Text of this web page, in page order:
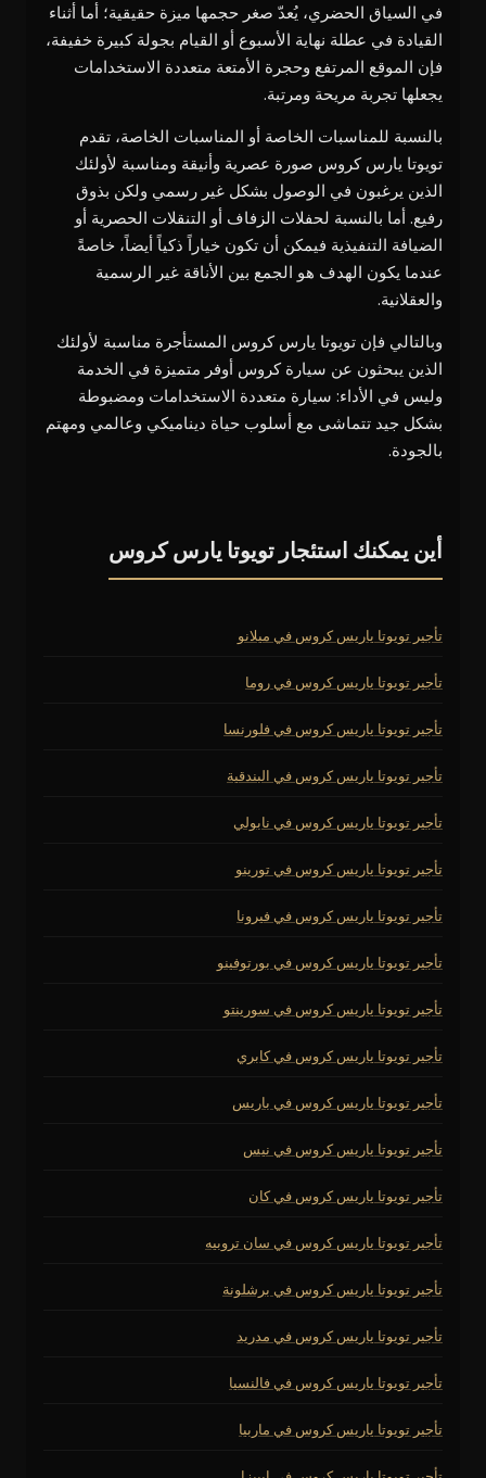
في السياق الحضري، يُعدّ صغر حجمها ميزة حقيقية؛ أما أثناء
القيادة في عطلة نهاية الأسبوع أو القيام بجولة كبيرة خفيفة،
فإن الموقع المرتفع وحجرة الأمتعة متعددة الاستخدامات
يجعلها تجربة مريحة ومرتبة.
بالنسبة للمناسبات الخاصة أو المناسبات الخاصة، تقدم
تويوتا يارس كروس صورة عصرية وأنيقة ومناسبة لأولئك
الذين يرغبون في الوصول بشكل غير رسمي ولكن بذوق
رفيع. أما بالنسبة لحفلات الزفاف أو التنقلات الحصرية أو
الضيافة التنفيذية فيمكن أن تكون خياراً ذكياً أيضاً، خاصةً
عندما يكون الهدف هو الجمع بين الأناقة غير الرسمية
والعقلانية.
وبالتالي فإن تويوتا يارس كروس المستأجرة مناسبة لأولئك
الذين يبحثون عن سيارة كروس أوفر متميزة في الخدمة
وليس في الأداء: سيارة متعددة الاستخدامات ومضبوطة
بشكل جيد تتماشى مع أسلوب حياة ديناميكي وعالمي ومهتم
بالجودة.
أين يمكنك استئجار تويوتا يارس كروس
تأجير تويوتا ياريس كروس في ميلانو
تأجير تويوتا ياريس كروس في روما
تأجير تويوتا ياريس كروس في فلورنسا
تأجير تويوتا ياريس كروس في البندقية
تأجير تويوتا ياريس كروس في نابولي
تأجير تويوتا ياريس كروس في تورينو
تأجير تويوتا ياريس كروس في فيرونا
تأجير تويوتا ياريس كروس في بورتوفينو
تأجير تويوتا ياريس كروس في سورينتو
تأجير تويوتا ياريس كروس في كابري
تأجير تويوتا ياريس كروس في باريس
تأجير تويوتا ياريس كروس في نيس
تأجير تويوتا ياريس كروس في كان
تأجير تويوتا ياريس كروس في سان تروبيه
تأجير تويوتا ياريس كروس في برشلونة
تأجير تويوتا ياريس كروس في مدريد
تأجير تويوتا ياريس كروس في فالنسيا
تأجير تويوتا ياريس كروس في ماربيا